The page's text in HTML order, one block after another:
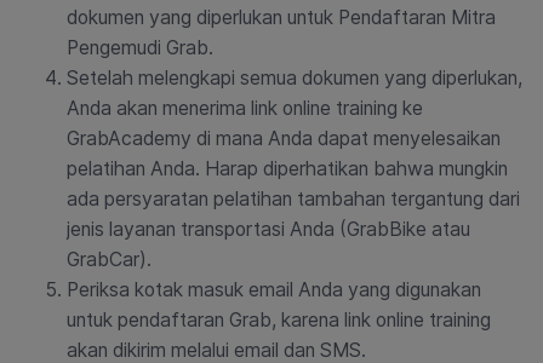
dokumen yang diperlukan untuk Pendaftaran Mitra
Pengemudi Grab.
Setelah melengkapi semua dokumen yang diperlukan,
Anda akan menerima link online training ke
GrabAcademy di mana Anda dapat menyelesaikan
pelatihan Anda. Harap diperhatikan bahwa mungkin
ada persyaratan pelatihan tambahan tergantung dari
jenis layanan transportasi Anda (GrabBike atau
GrabCar).
Periksa kotak masuk email Anda yang digunakan
untuk pendaftaran Grab, karena link online training
akan dikirim melalui email dan SMS.